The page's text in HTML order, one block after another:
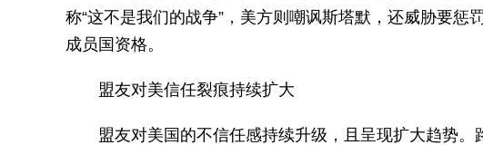
称“这不是我们的战争”，美方则嘲讽斯塔默，还威胁要
成员国资格。
盟友对美信任裂痕持续扩大
盟友对美国的不信任感持续升级，且呈现扩大趋势